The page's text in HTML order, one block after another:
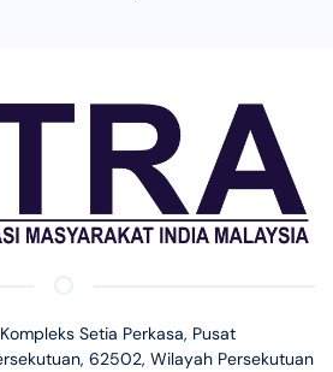
Setia Perkasa, Pusat
62502, Wilayah Persekutuan